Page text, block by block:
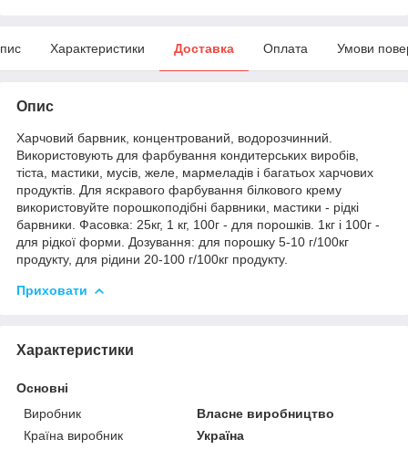
Характеристики Доставка Оплата Умови
Опис
Харчовий барвник, концентрований, водорозчинний.
Використовують для фарбування кондитерських виробів,
тіста, мастики, мусів, желе, мармеладів і багатьох харчових
продуктів. Для яскравого фарбування білкового крему
використовуйте порошкоподібні барвники, мастики - рідкі
барвники. Фасовка: 25кг, 1 кг, 100г - для порошків. 1кг і 100г -
для рідкої форми. Дозування: для порошку 5-10 г/100кг
продукту, для рідини 20-100 г/100кг продукту.
Приховати
Характеристики
Основні
Виробник
Власне виробництво
Країна виробник
Україна